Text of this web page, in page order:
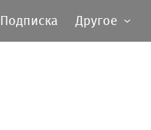
Подписка Другое